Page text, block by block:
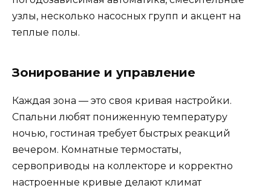
узлы, несколько насосных групп и акцент на
теплые полы.
Зонирование и управление
Каждая зона — это своя кривая настройки.
Спальни любят пониженную температуру
ночью, гостиная требует быстрых реакций
вечером. Комнатные термостаты,
сервоприводы на коллекторе и корректно
настроенные кривые делают климат